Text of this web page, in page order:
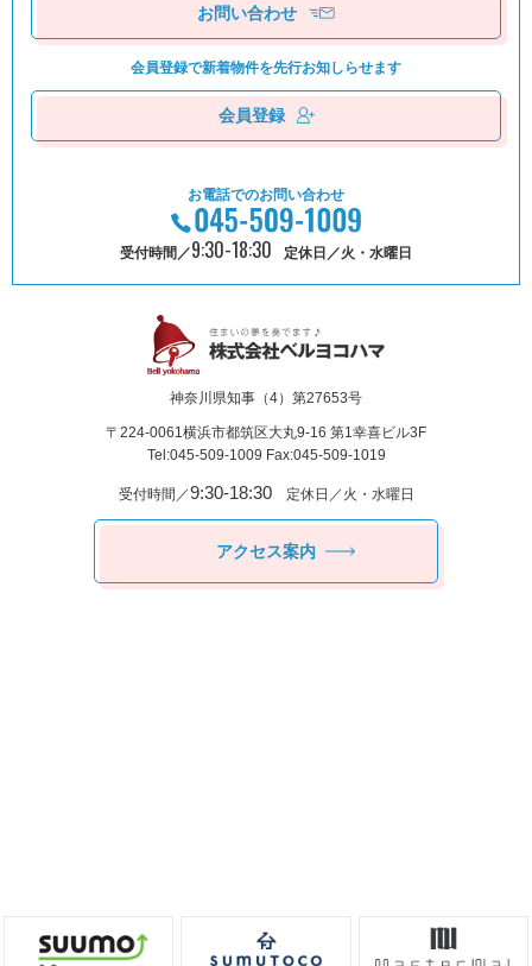
お問い合わせ
会員登録で新着物件を先⾏お知しらせます
会員登録
お電話でのお問い合わせ
受付時間／9:30-18:30 定休日／火・水曜日
神奈川県知事（4）第27653号
〒224-0061横浜市都筑区⼤丸9-16 第1幸喜ビル3F
Tel:045-509-1009 Fax:045-509-1019
受付時間／9:30-18:30定休日／火・水曜日
アクセス案内